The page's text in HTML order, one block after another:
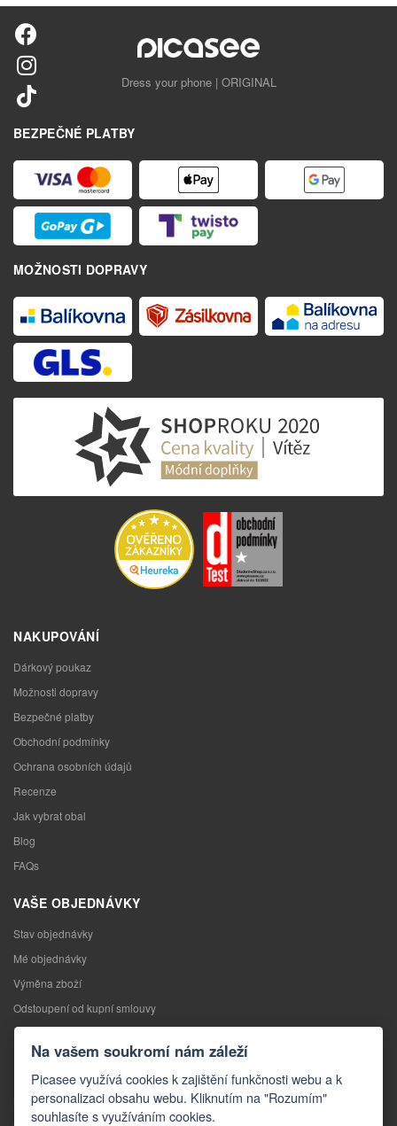
Dress your phone | ORIGINAL
BEZPEČNÉ PLATBY
MOŽNOSTI DOPRAVY
NAKUPOVÁNÍ
Dárkový poukaz
Možnosti dopravy
Bezpečné platby
Obchodní podmínky
Ochrana osobních údajů
Recenze
Jak vybrat obal
Blog
FAQs
VAŠE OBJEDNÁVKY
Stav objednávky
Mé objednávky
Výměna zboží
Odstoupení od kupní smlouvy
Reklamace
Kontakty
Na vašem soukromí nám záleží
Picasee využívá cookies k zajištění funkčnosti webu a k
personalizaci obsahu webu. Kliknutím na "Rozumím"
souhlasíte s využíváním cookies.